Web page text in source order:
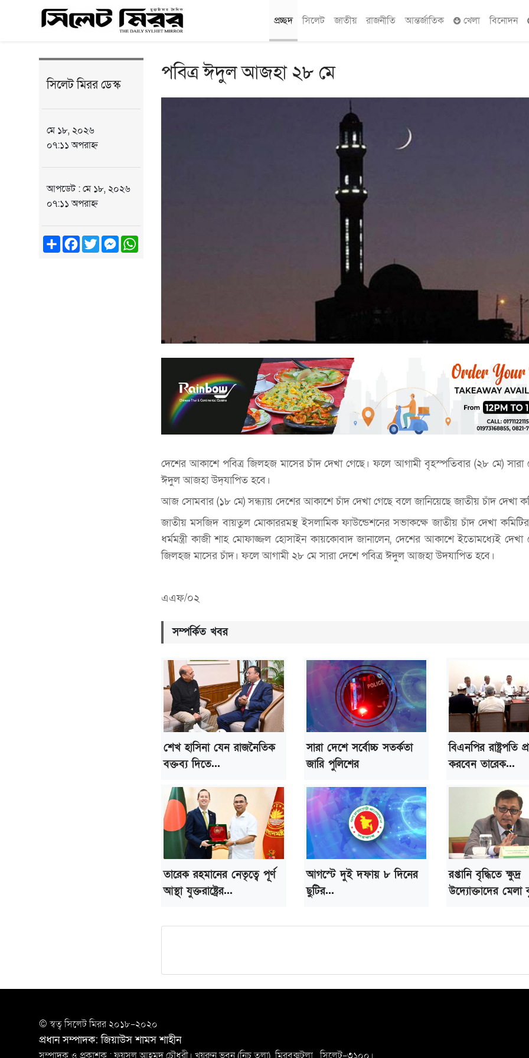
প্রচ্ছদ সিলেট জাতীয় রাজনীতি আন্তর্জাতিক খেলা বিনোদন
সিলেট মিরর ডেস্ক
মে ১৮, ২০২৬
০৭:১১ অপরাহ্ন
আপডেট : মে ১৮, ২০২৬
০৭:১১ অপরাহ্ন
ShareFacebook
TwitterMessenger
পবিত্র ঈদুল আজহা ২৮ মে
দেশের আকাশে পবিত্র জিলহজ মাসের চাঁদ দেখা গেছে। ফলে আগামী বৃহস্পতিবার (২৮ মে) সারা
ঈদুল আজহা উদ্‌যাপিত হবে।
আজ সোমবার (১৮ মে) সন্ধ্যায় দেশের আকাশে চাঁদ দেখা গেছে বলে জানিয়েছে জাতীয় চাঁদ দেখা
জাতীয় মসজিদ বায়তুল মোকাররমস্থ ইসলামিক ফাউন্ডেশনের সভাকক্ষে জাতীয় চাঁদ দেখা
ধর্মমন্ত্রী কাজী শাহ মোফাজ্জল হোসাইন কায়কোবাদ জানালেন, দেশের আকাশে ইতোমধ্যেই দেখা
জিলহজ মাসের চাঁদ। ফলে আগামী ২৮ মে সারা দেশে পবিত্র ঈদুল আজহা উদযাপিত হবে।
এএফ/০২
সম্পর্কিত খবর
শেখ হাসিনা যেন রাজনৈতিক
বক্তব্য দিতে...
সারা দেশে সর্বোচ্চ সতর্কতা
জারি পুলিশের
বিএনপির রাষ্ট্রপতি
করবেন তারেক...
তারেক রহমানের নেতৃত্বে পূর্ণ
আস্থা যুক্তরাষ্ট্রের...
আগস্টে দুই দফায় ৮ দিনের
ছুটির...
রপ্তানি বৃদ্ধিতে ক্ষুদ্র
উদ্যোক্তাদের মেলা
© স্বত্ব সি‌লেট মিরর ২০১৮-২০২০
প্রধান সম্পাদক: জিয়াউস শামস শাহীন